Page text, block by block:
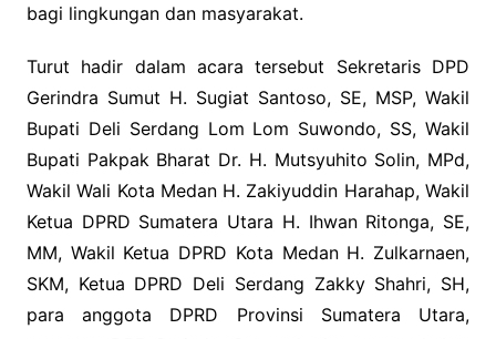
bagi lingkungan dan masyarakat.
Turut hadir dalam acara tersebut Sekretaris DPD
Gerindra Sumut H. Sugiat Santoso, SE, MSP, Wakil
Bupati Deli Serdang Lom Lom Suwondo, SS, Wakil
Bupati Pakpak Bharat Dr. H. Mutsyuhito Solin, MPd,
Wakil Wali Kota Medan H. Zakiyuddin Harahap, Wakil
Ketua DPRD Sumatera Utara H. Ihwan Ritonga, SE,
MM, Wakil Ketua DPRD Kota Medan H. Zulkarnaen,
SKM, Ketua DPRD Deli Serdang Zakky Shahri, SH,
para anggota DPRD Provinsi Sumatera Utara,